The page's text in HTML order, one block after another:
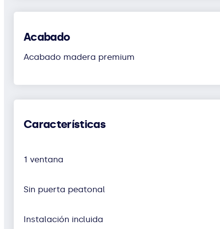
Acabado
Acabado madera premium
Características
1 ventana
Sin puerta peatonal
Instalación incluida